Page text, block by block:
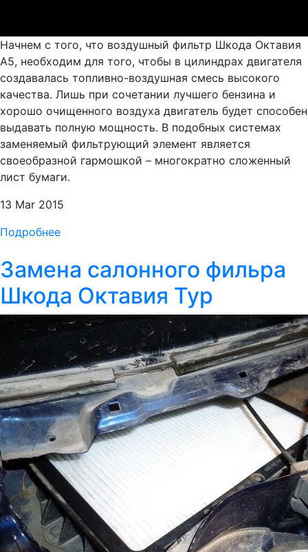
Начнем с того, что воздушный фильтр Шкода Октавия
А5, необходим для того, чтобы в цилиндрах двигателя
создавалась топливно-воздушная смесь высокого
качества. Лишь при сочетании лучшего бензина и
хорошо очищенного воздуха двигатель будет способен
выдавать полную мощность. В подобных системах
заменяемый фильтрующий элемент является
своеобразной гармошкой – многократно сложенный
лист бумаги.
13 Mar 2015
Подробнее
Замена салонного фильра
Шкода Октавия Тур